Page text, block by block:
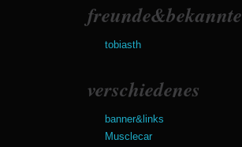
freunde&bekannte
tobiasth
verschiedenes
banner&links
Musclecar